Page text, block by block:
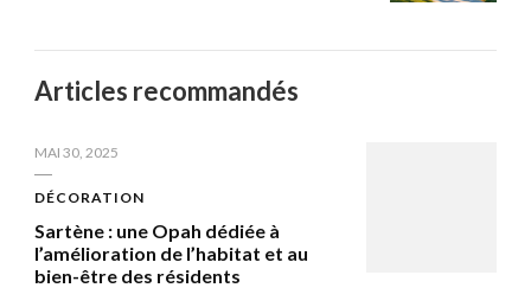
Articles recommandés
MAI 30, 2025
DÉCORATION
Sartène : une Opah dédiée à
l’amélioration de l’habitat et au
bien-être des résidents